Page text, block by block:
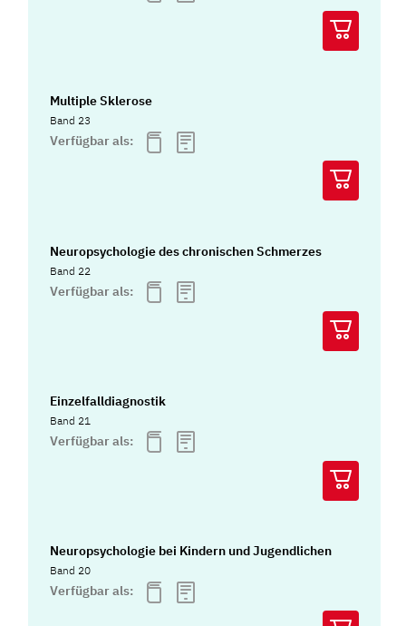
Multiple Sklerose
Band 23
Verfügbar als:
Neuropsychologie des chronischen Schmerzes
Band 22
Verfügbar als:
Einzelfalldiagnostik
Band 21
Verfügbar als:
Neuropsychologie bei Kindern und Jugendlichen
Band 20
Verfügbar als: